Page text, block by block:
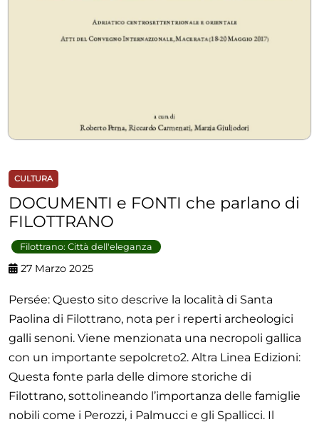
CULTURA
DOCUMENTI e FONTI che parlano di
FILOTTRANO
Filottrano: Città dell'eleganza
27 Marzo 2025
Persée: Questo sito descrive la località di Santa
Paolina di Filottrano, nota per i reperti archeologici
galli senoni. Viene menzionata una necropoli gallica
con un importante sepolcreto2. Altra Linea Edizioni:
Questa fonte parla delle dimore storiche di
Filottrano, sottolineando l’importanza delle famiglie
nobili come i Perozzi, i Palmucci e gli Spallicci. Il